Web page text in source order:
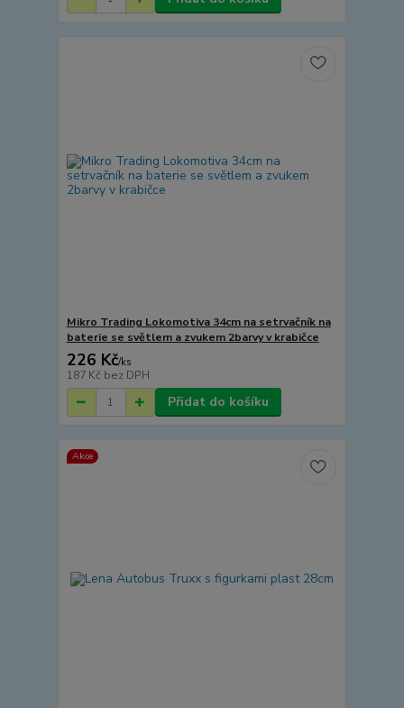
Mikro Trading Lokomotiva 34cm na setrvačník na
baterie se světlem a zvukem 2barvy v krabičce
226 Kč/ks
187 Kč bez DPH
Přidat do košíku
Akce